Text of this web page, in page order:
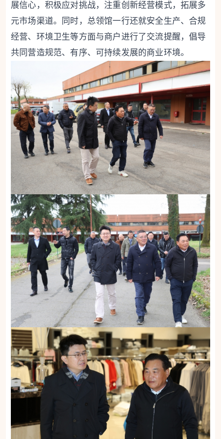
展信心，积极应对挑战，注重创新经营模式，拓展多
元市场渠道。同时，总领馆一行还就安全生产、合规
经营、环境卫生等方面与商户进行了交流提醒，倡导
共同营造规范、有序、可持续发展的商业环境。